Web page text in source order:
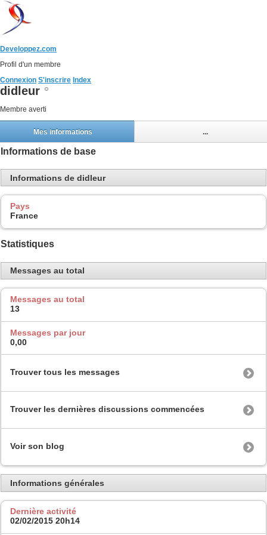
Developpez.com
Profil d'un membre
Connexion S'inscrire Index
didleur
Membre averti
Mes informations ...
Informations de base
Informations de didleur
Pays
France
Statistiques
Messages au total
Messages au total
13
Messages par jour
0,00
Trouver tous les messages
Trouver les dernières discussions commencées
Voir son blog
Informations générales
Dernière activité
02/02/2015 20h14